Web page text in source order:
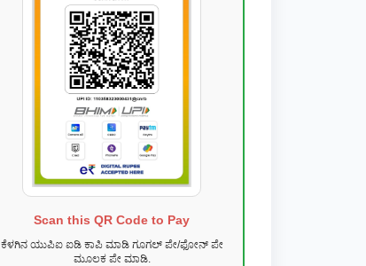
Scan this QR Code to Pay
ಕೆಳಗಿನ ಯುಪಿಐ ಐಡಿ ಕಾಪಿ ಮಾಡಿ ಗೂಗಲ್ ಪೇ/ಫೋನ್ ಪೇ
ಮೂಲಕ ಪೇ ಮಾಡಿ.